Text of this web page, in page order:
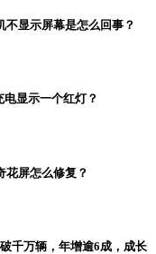
显示屏幕是怎么回事？
显示一个红灯？
花屏怎么修复？
千万辆，年增逾6成，成长